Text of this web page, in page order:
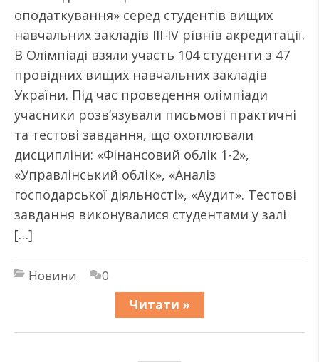
оподаткування» серед студентів вищих
навчальних закладів ІІІ-ІV рівнів акредитації.
В Олімпіаді взяли участь 104 студенти з 47
провідних вищих навчальних закладів
України. Під час проведення олімпіади
учасники розв’язували письмові практичні
та тестові завдання, що охоплювали
дисципліни: «Фінансовий облік 1-2»,
«Управлінський облік», «Аналіз
господарської діяльності», «Аудит». Тестові
завдання виконувалися студентами у залі
[…]
Новини
0
Читати »